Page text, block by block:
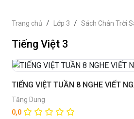
Trang chủ Lớp 3 Sách Chân Trời
Tiếng Việt 3
TIẾNG VIỆT TUẦN 8 NGHE VIẾT
Tăng Dung
0,0